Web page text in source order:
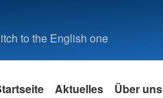
to the English one
Aktuelles Über uns